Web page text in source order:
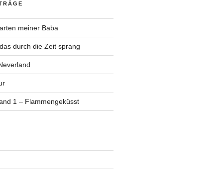
meiner Baba
durch die Zeit sprang
1 – Flammengeküsst